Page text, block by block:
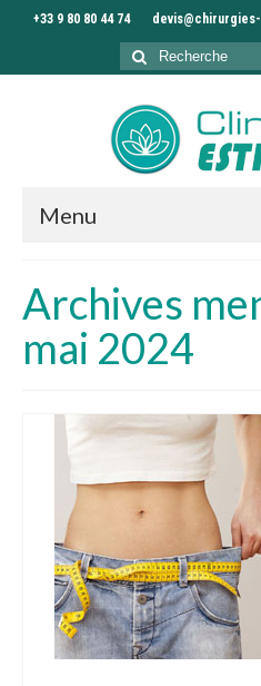
+33 9 80 80 44 74
Rechercher
:
Menu
Clinique
Chirurgiens
Interventions
Séjour
Tarifs
Blog
Devis
Archives
mai 2024